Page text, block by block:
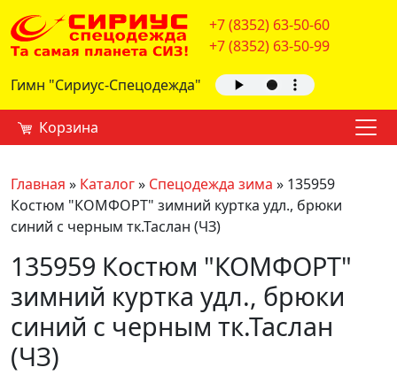
+7 (8352) 63-50-60
+7 (8352) 63-50-99
Гимн "Сириус-Спецодежда"
Корзина
Главная » Каталог» Спецодежда зима » 135959
Костюм "КОМФОРТ" зимний куртка удл., брюки
синий с черным тк.Таслан (ЧЗ)
135959 Костюм "КОМФОРТ"
зимний куртка удл., брюки
синий с черным тк.Таслан
(ЧЗ)